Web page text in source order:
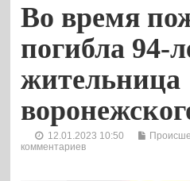
Во время
погибла 94-
жительница
12.01.2023 10:50
комментариев